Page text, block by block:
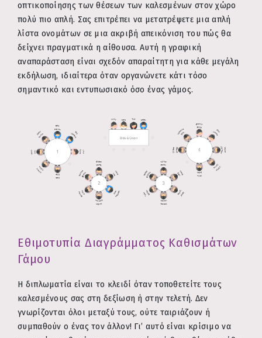
οπτικοποίησης των θέσεων των καλεσμένων στον χώρο
πολύ πιο απλή. Σας επιτρέπει να μετατρέψετε μια απλή
λίστα ονομάτων σε μια ακριβή απεικόνιση του πώς θα
δείχνει πραγματικά η αίθουσα. Αυτή η γραφική
αναπαράσταση είναι σχεδόν απαραίτητη για κάθε μεγάλη
εκδήλωση, ιδιαίτερα όταν οργανώνετε κάτι τόσο
σημαντικό και εντυπωσιακό όσο ένας γάμος.
Εθιμοτυπία Διαγράμματος Καθισμάτων
Γάμου
Η διπλωματία είναι το κλειδί όταν τοποθετείτε τους
καλεσμένους σας στη δεξίωση ή στην τελετή. Δεν
γνωρίζονται όλοι μεταξύ τους, ούτε ταιριάζουν ή
συμπαθούν ο ένας τον άλλον! Γι’ αυτό είναι κρίσιμο να